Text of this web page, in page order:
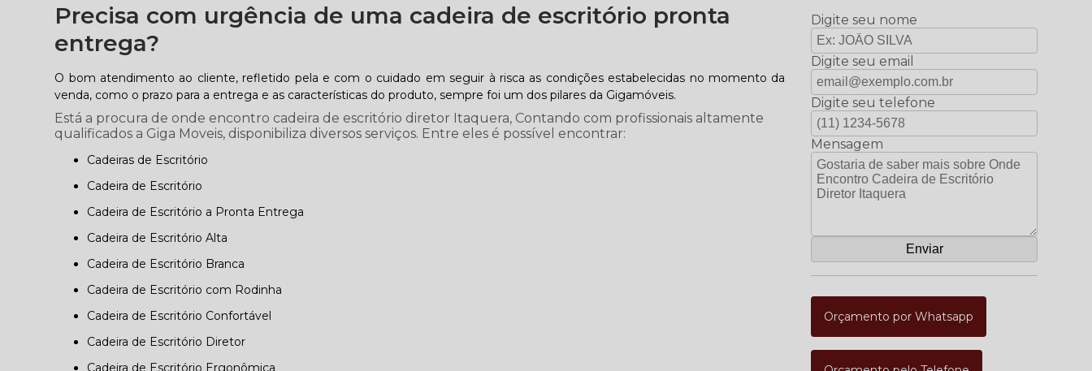
Precisa com urgência de uma cadeira de escritório pronta
entrega?
O bom atendimento ao cliente, refletido pela e com o cuidado em seguir à risca as condições estabelecidas no momento da
venda, como o prazo para a entrega e as características do produto, sempre foi um dos pilares da Gigamóveis.
Está a procura de onde encontro cadeira de escritório diretor Itaquera, Contando com profissionais altamente
qualificados a Giga Moveis, disponibiliza diversos serviços. Entre eles é possível encontrar:
Cadeiras de Escritório
Cadeira de Escritório
Cadeira de Escritório a Pronta Entrega
Cadeira de Escritório Alta
Cadeira de Escritório Branca
Cadeira de Escritório com Rodinha
Cadeira de Escritório Confortável
Cadeira de Escritório Diretor
Cadeira de Escritório Ergonômica
Digite seu nome
Digite seu email
Digite seu telefone
Mensagem
Orçamento por Whatsapp